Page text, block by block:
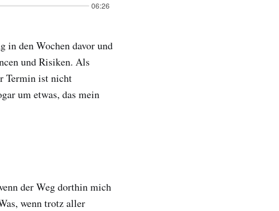
in den Wochen davor und
und Risiken. Als
Termin ist nicht
um etwas, das mein
der Weg dorthin mich
wenn trotz aller